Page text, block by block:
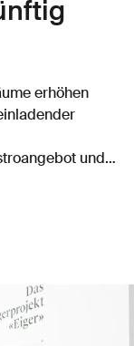
erhöhen
und